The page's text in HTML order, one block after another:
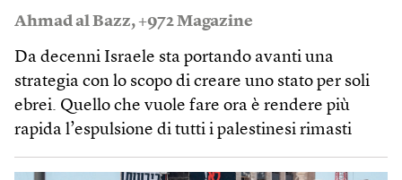
Ahmad al Bazz,+972 Magazine
Da decenni Israele sta portando avanti una
strategia con lo scopo di creare uno stato per soli
ebrei. Quello che vuole fare ora è rendere più
rapida l’espulsione di tutti i palestinesi rimasti